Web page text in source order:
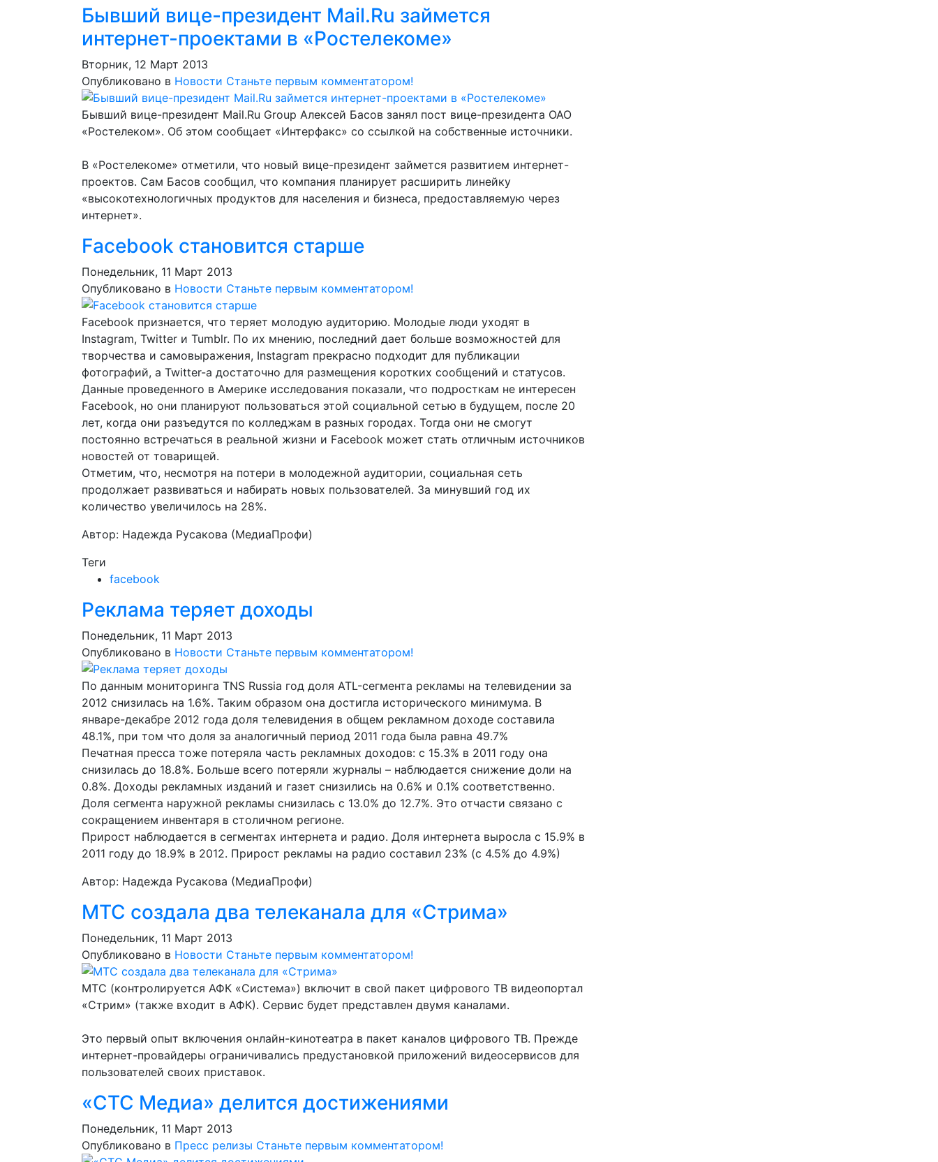
Бывший вице-президент Mail.Ru займется
интернет-проектами в «Ростелекоме»
Вторник, 12 Март 2013
Опубликовано в Новости Станьте первым комментатором!
Бывший вице-президент Mail.Ru Group Алексей Басов занял пост вице-президента ОАО
«Ростелеком». Об этом сообщает «Интерфакс» со ссылкой на собственные источники.
В «Ростелекоме» отметили, что новый вице-президент займется развитием интернет-
проектов. Сам Басов сообщил, что компания планирует расширить линейку
«высокотехнологичных продуктов для населения и бизнеса, предоставляемую через
интернет».
Facebоok становится старше
Понедельник, 11 Март 2013
Опубликовано в Новости Станьте первым комментатором!
Facebоok признается, что теряет молодую аудиторию. Молодые люди уходят в
Instagram, Twitter и Tumblr. По их мнению, последний дает больше возможностей для
творчества и самовыражения, Instagram прекрасно подходит для публикации
фотографий, а Twitter-а достаточно для размещения коротких сообщений и статусов.
Данные проведенного в Америке исследования показали, что подросткам не интересен
Facebоok, но они планируют пользоваться этой социальной сетью в будущем, после 20
лет, когда они разъедутся по колледжам в разных городах. Тогда они не смогут
постоянно встречаться в реальной жизни и Facebоok может стать отличным источников
новостей от товарищей.
Отметим, что, несмотря на потери в молодежной аудитории, социальная сеть
продолжает развиваться и набирать новых пользователей. За минувший год их
количество увеличилось на 28%.
Автор: Надежда Русакова (МедиаПрофи)
Теги
facebook
Реклама теряет доходы
Понедельник, 11 Март 2013
Опубликовано в Новости Станьте первым комментатором!
По данным мониторинга TNS Russia год доля ATL-сегмента рекламы на телевидении за
2012 снизилась на 1.6%. Таким образом она достигла исторического минимума. В
январе-декабре 2012 года доля телевидения в общем рекламном доходе составила
48.1%, при том что доля за аналогичный период 2011 года была равна 49.7%
Печатная пресса тоже потеряла часть рекламных доходов: с 15.3% в 2011 году она
снизилась до 18.8%. Больше всего потеряли журналы – наблюдается снижение доли на
0.8%. Доходы рекламных изданий и газет снизились на 0.6% и 0.1% соответственно.
Доля сегмента наружной рекламы снизилась с 13.0% до 12.7%. Это отчасти связано с
сокращением инвентаря в столичном регионе.
Прирост наблюдается в сегментах интернета и радио. Доля интернета выросла с 15.9% в
2011 году до 18.9% в 2012. Прирост рекламы на радио составил 23% (с 4.5% до 4.9%)
Автор: Надежда Русакова (МедиаПрофи)
МТС создала два телеканала для «Стрима»
Понедельник, 11 Март 2013
Опубликовано в Новости Станьте первым комментатором!
МТС (контролируется АФК «Система») включит в свой пакет цифрового ТВ видеопортал
«Стрим» (также входит в АФК). Сервис будет представлен двумя каналами.
Это первый опыт включения онлайн-кинотеатра в пакет каналов цифрового ТВ. Прежде
интернет-провайдеры ограничивались предустановкой приложений видео­сервисов для
пользователей своих приставок.
«СТС Медиа» делится достижениями
Понедельник, 11 Март 2013
Опубликовано в Пресс релизы Станьте первым комментатором!